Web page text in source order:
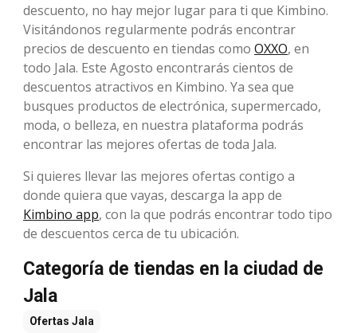
descuento, no hay mejor lugar para ti que Kimbino.
Visitándonos regularmente podrás encontrar
precios de descuento en tiendas como OXXO, en
todo Jala. Este Agosto encontrarás cientos de
descuentos atractivos en Kimbino. Ya sea que
busques productos de electrónica, supermercado,
moda, o belleza, en nuestra plataforma podrás
encontrar las mejores ofertas de toda Jala.
Si quieres llevar las mejores ofertas contigo a
donde quiera que vayas, descarga la app de
Kimbino app, con la que podrás encontrar todo tipo
de descuentos cerca de tu ubicación.
Categoría de tiendas en la ciudad de
Jala
Ofertas Jala